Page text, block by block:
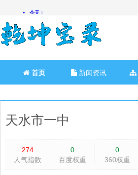
首页 新闻资讯
天水市一中
274
人气指数
0
百度权重
0
360权重